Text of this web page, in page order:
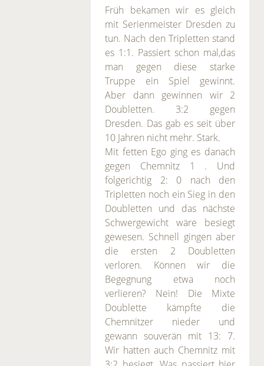
Früh bekamen wir es gleich
mit Serienmeister Dresden zu
tun. Nach den Tripletten stand
es 1:1. Passiert schon mal,das
man gegen diese starke
Truppe ein Spiel gewinnt.
Aber dann gewinnen wir 2
Doubletten. 3:2 gegen
Dresden. Das gab es seit über
10 Jahren nicht mehr. Stark.
Mit fetten Ego ging es danach
gegen Chemnitz 1 . Und
folgerichtig 2: 0 nach den
Tripletten noch ein Sieg in den
Doubletten und das nächste
Schwergewicht wäre besiegt
gewesen. Schnell gingen aber
die ersten 2 Doubletten
verloren. Können wir die
Begegnung etwa noch
verlieren? Nein! Die Mixte
Doublette kämpfte die
Chemnitzer nieder und
gewann souverän mit 13: 7.
Wir hatten auch Chemnitz mit